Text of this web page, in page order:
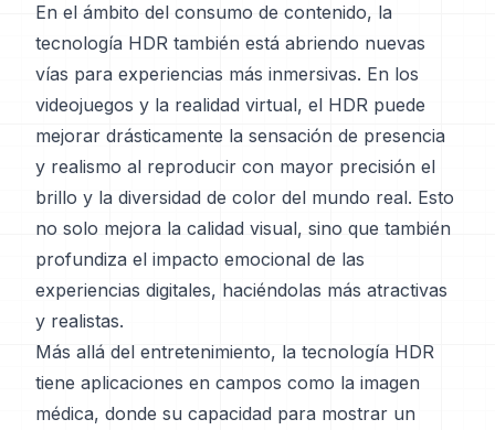
En el ámbito del consumo de contenido, la
tecnología HDR también está abriendo nuevas
vías para experiencias más inmersivas. En los
videojuegos y la realidad virtual, el HDR puede
mejorar drásticamente la sensación de presencia
y realismo al reproducir con mayor precisión el
brillo y la diversidad de color del mundo real. Esto
no solo mejora la calidad visual, sino que también
profundiza el impacto emocional de las
experiencias digitales, haciéndolas más atractivas
y realistas.
Más allá del entretenimiento, la tecnología HDR
tiene aplicaciones en campos como la imagen
médica, donde su capacidad para mostrar un